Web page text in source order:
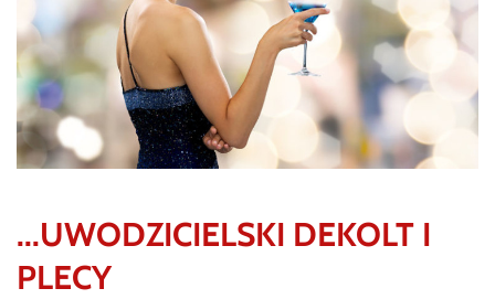
...UWODZICIELSKI DEKOLT I
PLECY